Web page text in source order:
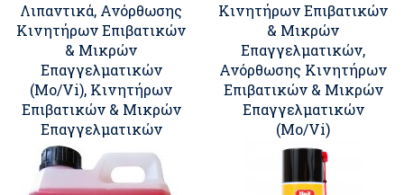
Λιπαντικά, Ανόρθωσης
Κινητήρων Επιβατικών
& Μικρών
Επαγγελματικών
(Mo/Vi), Κινητήρων
Επιβατικών & Μικρών
Επαγγελματικών
Κινητήρων Επιβατικών
& Μικρών
Επαγγελματικών,
Ανόρθωσης Κινητήρων
Επιβατικών & Μικρών
Επαγγελματικών
(Mo/Vi)